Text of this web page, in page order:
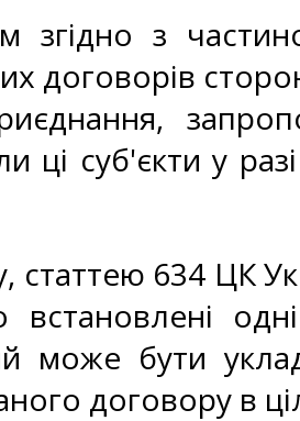
згідно з
договорів
ці суб'єкти у
статтею 634 ЦК
встановлені
може бути
договору в